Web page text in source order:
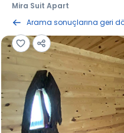
Mira Suit Apart
Arama sonuçlarına geri